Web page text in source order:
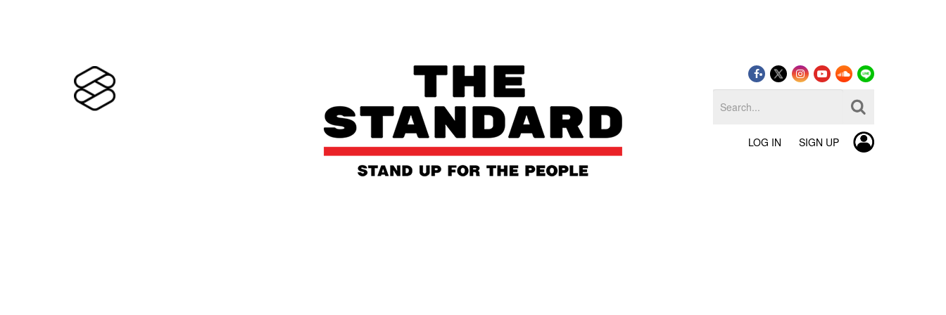
LOG IN SIGN UP